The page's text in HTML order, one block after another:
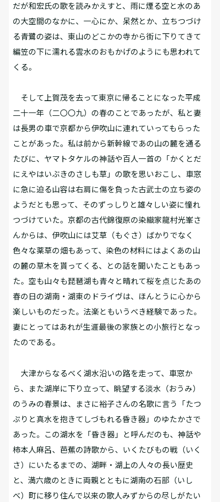
だが和宏氏の歌を読みかえすと、雨に煙る空と水のあ
の大空間のなかに、一心にか、呆然とか、立ちつづけ
る青鷺の姿は、東山のどこかの寺から街に下りてきて
編笠の下に濡れる雲水のおもかげのようにも思われて
くる。
そして上賀茂を去って東京に帰ることになった平成
二十一年（二〇〇九）の春のことであったが、私と妻
は長男の車で京都から伊吹山に連れていってもらった
ことがあった。私は前から新幹線であの山の麓を通る
たびに、ヤマトタケルの神話や百人一首の「かくとだ
にえやはいぶきのさしも草」の歌を思いおこし、車窓
に急に迫る山容は右肩に傷を負った古武士の立ち姿の
ようだとも思って、そのずっしりと雄々しい姿に憧れ
つづけていた。京都の古代錦復原の染織家龍村光峯さ
んからは、伊吹山には艾草（もぐさ）ばかりでなく
色々な薬草の畑もあって、染色の材料にはよくあの山
の麓の草木を貰ってくる、との話を聞いたこともあっ
た。空も山々も琵琶湖も青々と晴れて桜を点じたあの
春の日の湖南・湖東のドライヴは、ほんとうに心から
楽しいものだった。法楽ともいうべき経験であった。
妻にとってはあれが生涯最後の家族との小旅行となっ
たのである。
大津からなるべく湖水沿いの路を走って、車窓か
ら、また湖岸に下り立って、眺望する淡水（おうみ）
のうみの春景は、まさに裕子さんの名歌に言う「たつ
ぷりと真水を抱きてしづもれる昏き器」のゆたかさで
あった。この湖水を「昏き器」と呼んだのも、神話や
柿本人麻呂、芭蕉の詩歌から、いくたびもの戦（いく
さ）にいたるまでの、湖畔・湖上の人々の長い歴史
と、満六歳のときに両親とともに湖南の石部（いし
べ）町に移り住んで以来の歌人みずからの尽しがたい